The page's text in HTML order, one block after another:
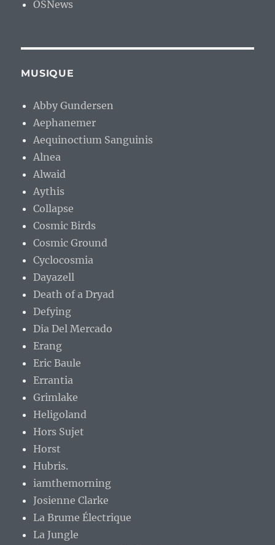
OSNews
MUSIQUE
Abby Gundersen
Aephanemer
Aequinoctium Sanguinis
Alnea
Alwaid
Aythis
Collapse
Cosmic Birds
Cosmic Ground
Cyclocosmia
Dayazell
Death of a Dryad
Defying
Dia Del Mercado
Erang
Eric Baule
Errantia
Grimlake
Heligoland
Hors Sujet
Horst
Hubris.
iamthemorning
Josienne Clarke
La Brume Électrique
La Jungle